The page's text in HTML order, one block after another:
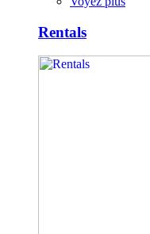
Rentals